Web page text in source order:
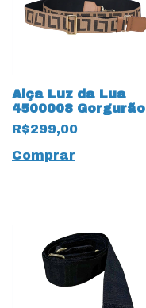
Alça Luz da Lua
4500008 Gorgurão
Monograma 18915
Saara Amêndoa
R$299,00
Comprar